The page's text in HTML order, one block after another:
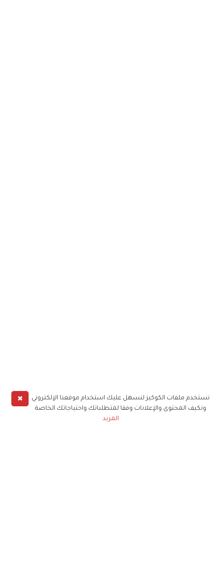
✖
نستخدم ملفات الكوكيز لنسهل عليك استخدام موقعنا الإلكتروني
ونكيف المحتوى والإعلانات وفقا لمتطلباتك واحتياجاتك الخاصة
المزيد